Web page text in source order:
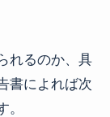
れるのか、具
書によれば次